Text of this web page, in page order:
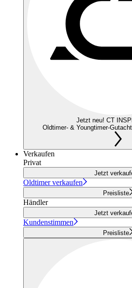
Jetzt neu! CT
Oldtimer- & Youngtimer-
Verkaufen
Privat
Jetzt
Oldtimer verkaufen
Preisliste
Händler
Jetzt
Kundenstimmen
Preisliste